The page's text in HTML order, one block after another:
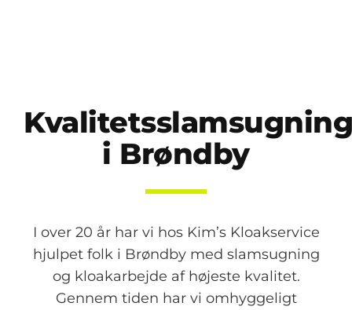
Kvalitetsslamsugning
i Brøndby
I over 20 år har vi hos Kim’s Kloakservice
hjulpet folk i Brøndby med slamsugning
og kloakarbejde af højeste kvalitet.
Gennem tiden har vi omhyggeligt